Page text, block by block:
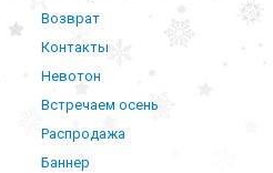
Возврат
Контакты
Невотон
Встречаем осень
Распродажа
Баннер